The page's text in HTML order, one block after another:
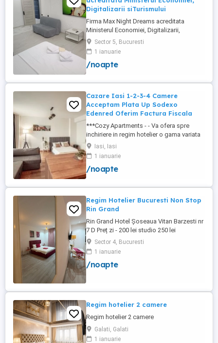
Digitalizarii siTurismului
Firma Max Night Dreams acreditata
Ministerul Economiei, Digitalizarii,
Antreprenoriatului si Turismului închiriază
in regim hotelier in zona Drumul Taberei -
Ghencea diferite tipuri de camere Camera
single cu o suprafață totală de 16mp
cu o suprafață totală de ...
Sector 5, Bucuresti
1 ianuarie
/noapte
Cazare Iasi 1-2-3-4 Camere
Acceptam Plata Up Sodexo
Edenred Oferim Factura Fiscala
***Cozy Apartments - - Va ofera spre
inchiriere in regim hotelier o gama variata
de apartamente si garsoniere situate in
puncte cheie ale orasului doar in
complexe rezidentiale noi: *Zona Palas
Mall - Centru - Complex Lazar Residence;
Residence; *Zona Palas Mall - ...
Iasi, Iasi
1 ianuarie
/noapte
Regim Hotelier Bucuresti Non Stop
Rin Grand
Rin Grand Hotel Șoseaua Vitan Barzesti nr
7 D Preț zi - 200 lei studio 250 lei
apartament
Sector 4, Bucuresti
1 ianuarie
/noapte
Regim hotelier 2 camere
Regim hotelier 2 camere
Galati, Galati
1 ianuarie